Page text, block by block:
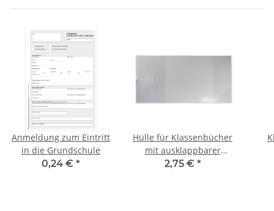
Anmeldung zum Eintritt
in die Grundschule
0,24 € *
Hülle für Klassenbücher
mit ausklappbarer
Namensleiste
2,75 € *